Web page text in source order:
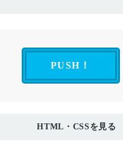
PUSH！
HTML・CSSを見る